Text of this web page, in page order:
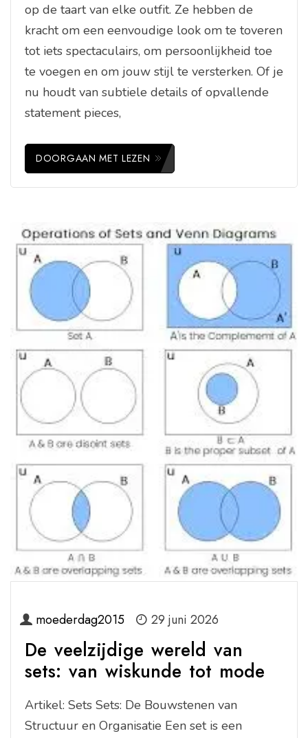
op de taart van elke outfit. Ze hebben de
kracht om een eenvoudige look om te toveren
tot iets spectaculairs, om persoonlijkheid toe
te voegen en om jouw stijl te versterken. Of je
nu houdt van subtiele details of opvallende
statement pieces,
DOORGAAN MET LEZEN
moederdag2015 29 juni 2026
De veelzijdige wereld van
sets: van wiskunde tot mode
Artikel: Sets Sets: De Bouwstenen van
Structuur en Organisatie Een set is een